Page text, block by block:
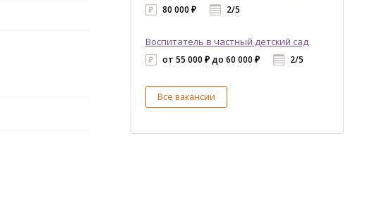
80 000 ₽ 2/5
Воспитатель в частный детский сад
от 55 000 ₽ до 60 000 ₽ 2/5
Все вакансии